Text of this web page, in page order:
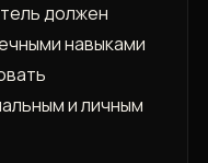
должен
навыками
и личным